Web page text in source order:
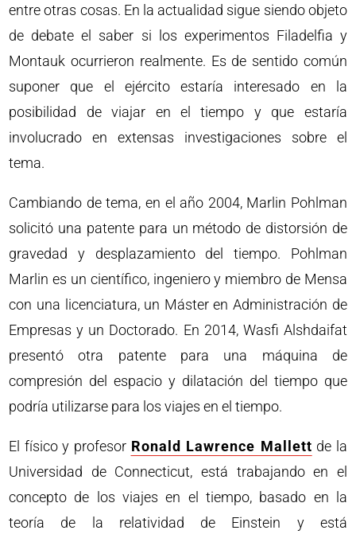
entre otras cosas. En la actualidad sigue siendo objeto
de debate el saber si los experimentos Filadelfia y
Montauk ocurrieron realmente. Es de sentido común
suponer que el ejército estaría interesado en la
posibilidad de viajar en el tiempo y que estaría
involucrado en extensas investigaciones sobre el
tema.
Cambiando de tema, en el año 2004, Marlin Pohlman
solicitó una patente para un método de distorsión de
gravedad y desplazamiento del tiempo. Pohlman
Marlin es un científico, ingeniero y miembro de Mensa
con una licenciatura, un Máster en Administración de
Empresas y un Doctorado. En 2014, Wasfi Alshdaifat
presentó otra patente para una máquina de
compresión del espacio y dilatación del tiempo que
podría utilizarse para los viajes en el tiempo.
El físico y profesor Ronald Lawrence Mallett de la
Universidad de Connecticut, está trabajando en el
concepto de los viajes en el tiempo, basado en la
teoría de la relatividad de Einstein y está